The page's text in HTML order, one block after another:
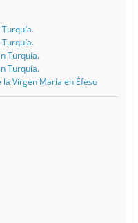
Turquía.
Turquía.
la Virgen María en Éfeso